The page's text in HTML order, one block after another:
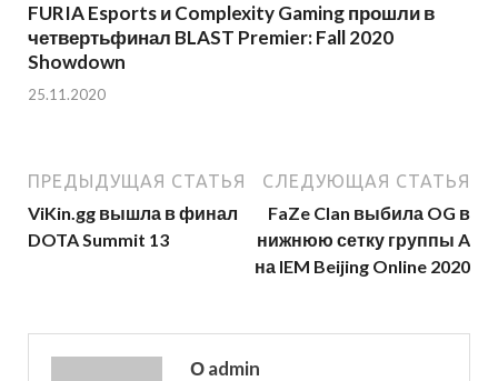
FURIA Esports и Complexity Gaming прошли в
четвертьфинал BLAST Premier: Fall 2020
Showdown
25.11.2020
ПРЕДЫДУЩАЯ СТАТЬЯ
ViKin.gg вышла в финал
DOTA Summit 13
СЛЕДУЮЩАЯ СТАТЬЯ
FaZe Clan выбила OG в
нижнюю сетку группы A
на IEM Beijing Online 2020
О admin